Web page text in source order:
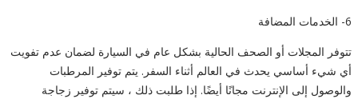
6- الخدمات المضافة
تتوفر المجلات أو الصحف الحالية بشكل عام في السيارة لضمان عدم تفويت
أي شيء أساسي يحدث في العالم أثناء السفر. يتم توفير المرطبات
والوصول إلى الإنترنت مجانًا أيضًا. إذا طلبت ذلك ، سيتم توفير زجاجة